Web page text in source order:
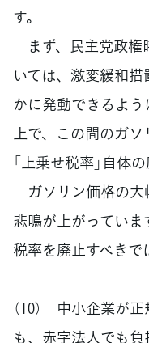
す。
まず、民主党政権
いては、激変緩和
かに発動できるよ
上で、この間のガソ
「上乗せ税率」自体
ガソリン価格の大
悲鳴が上がってい
税率を廃止すべきで
（10） 中小企業が
も、赤字法人でも